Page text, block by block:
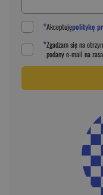
*Akceptujępolitykę
*Zgadzam się na
podanye-mail na